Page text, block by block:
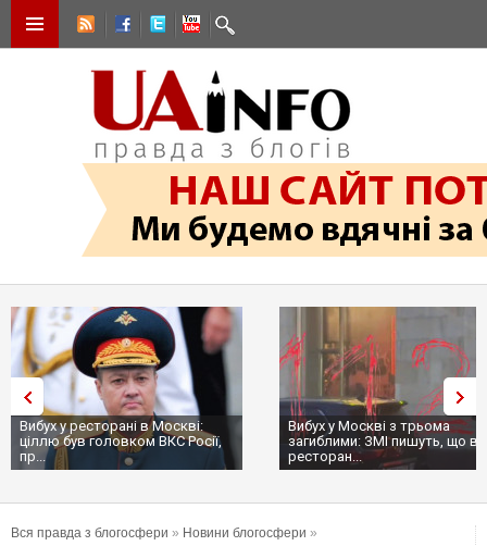
Вибух у ресторані в Москві:
ціллю був головком ВКС Росії,
пр...
Вибух у Москві з трьома
загиблими: ЗМІ пишуть, що в
ресторан...
Вся правда з блогосфери » Новини блогосфери »